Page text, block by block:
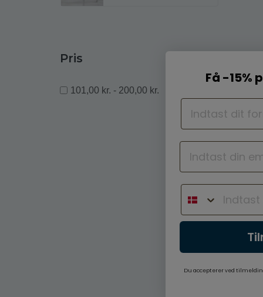
Pris
101,00 kr. - 200,00 kr.
Få -15%
Du accepterer ved